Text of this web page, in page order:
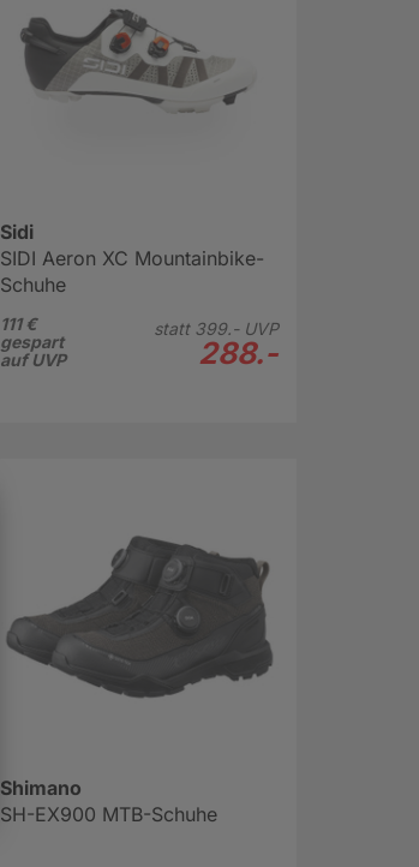
Sidi
SIDI Aeron XC Mountainbike-
Schuhe
111 €
gespart
auf UVP
statt 399.-UVP
288.-
Shimano
SH-EX900 MTB-Schuhe